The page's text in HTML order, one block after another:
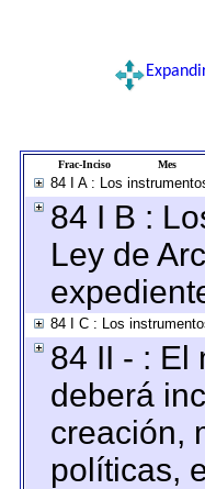
Frac-Inciso Mes
84 I A : Los
84 I B :
Ley de
84 I C : Los
84 II - : El
deberá
creación,
políticas,